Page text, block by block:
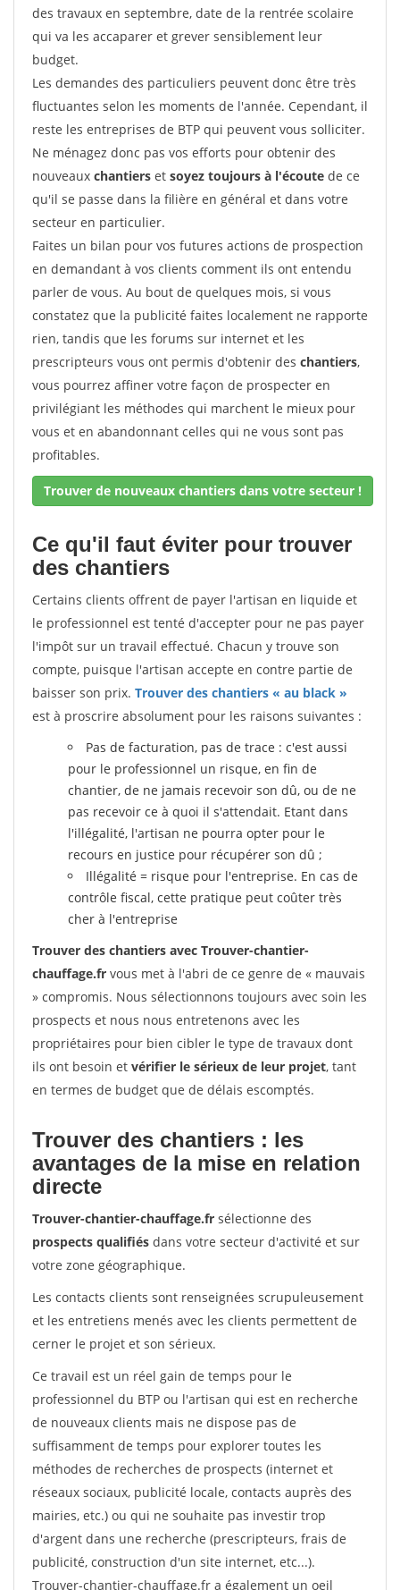
des travaux en septembre, date de la rentrée scolaire
qui va les accaparer et grever sensiblement leur
budget.
Les demandes des particuliers peuvent donc être très
fluctuantes selon les moments de l'année. Cependant, il
reste les entreprises de BTP qui peuvent vous solliciter.
Ne ménagez donc pas vos efforts pour obtenir des
nouveaux chantiers et soyez toujours à l'écoute de ce
qu'il se passe dans la filière en général et dans votre
secteur en particulier.
Faites un bilan pour vos futures actions de prospection
en demandant à vos clients comment ils ont entendu
parler de vous. Au bout de quelques mois, si vous
constatez que la publicité faites localement ne rapporte
rien, tandis que les forums sur internet et les
prescripteurs vous ont permis d'obtenir des chantiers,
vous pourrez affiner votre façon de prospecter en
privilégiant les méthodes qui marchent le mieux pour
vous et en abandonnant celles qui ne vous sont pas
profitables.
Trouver de nouveaux chantiers dans votre secteur !
Ce qu'il faut éviter pour trouver
des chantiers
Certains clients offrent de payer l'artisan en liquide et
le professionnel est tenté d'accepter pour ne pas payer
l'impôt sur un travail effectué. Chacun y trouve son
compte, puisque l'artisan accepte en contre partie de
baisser son prix. Trouver des chantiers « au black »
est à proscrire absolument pour les raisons suivantes :
Pas de facturation, pas de trace : c'est aussi
pour le professionnel un risque, en fin de
chantier, de ne jamais recevoir son dû, ou de ne
pas recevoir ce à quoi il s'attendait. Etant dans
l'illégalité, l'artisan ne pourra opter pour le
recours en justice pour récupérer son dû ;
Illégalité = risque pour l'entreprise. En cas de
contrôle fiscal, cette pratique peut coûter très
cher à l'entreprise
Trouver des chantiers avec Trouver-chantier-
chauffage.fr vous met à l'abri de ce genre de « mauvais
» compromis. Nous sélectionnons toujours avec soin les
prospects et nous nous entretenons avec les
propriétaires pour bien cibler le type de travaux dont
ils ont besoin et vérifier le sérieux de leur projet, tant
en termes de budget que de délais escomptés.
Trouver des chantiers : les
avantages de la mise en relation
directe
Trouver-chantier-chauffage.fr sélectionne des
prospects qualifiés dans votre secteur d'activité et sur
votre zone géographique.
Les contacts clients sont renseignées scrupuleusement
et les entretiens menés avec les clients permettent de
cerner le projet et son sérieux.
Ce travail est un réel gain de temps pour le
professionnel du BTP ou l'artisan qui est en recherche
de nouveaux clients mais ne dispose pas de
suffisamment de temps pour explorer toutes les
méthodes de recherches de prospects (internet et
réseaux sociaux, publicité locale, contacts auprès des
mairies, etc.) ou qui ne souhaite pas investir trop
d'argent dans une recherche (prescripteurs, frais de
publicité, construction d'un site internet, etc...).
Trouver-chantier-chauffage.fr a également un oeil